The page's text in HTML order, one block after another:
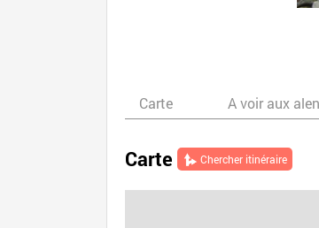
Carte A voir aux
Carte Chercher itinéraire